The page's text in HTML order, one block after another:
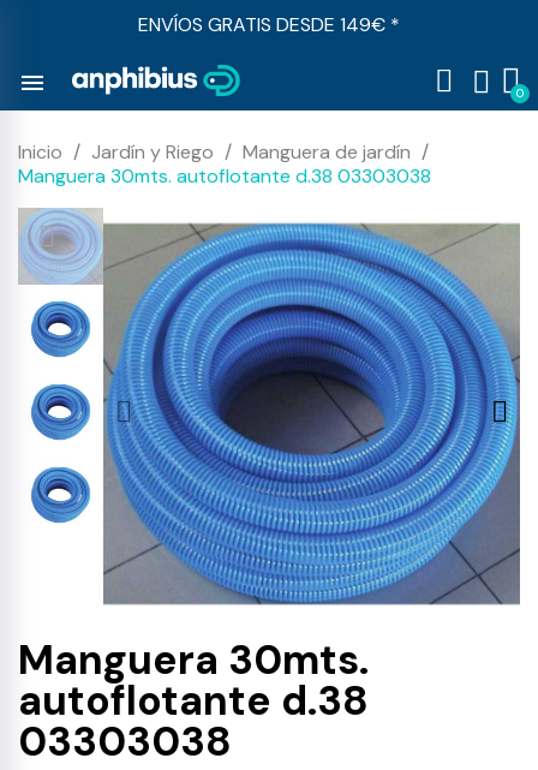
ENVÍOS GRATIS DESDE 149€ *
menu
Inicio Jardín y Riego
Manguera de jardín
Manguera 30mts. autoflotante d.38 03303038
Manguera 30mts.
autoflotante d.38
03303038